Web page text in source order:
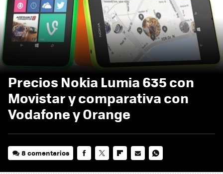
Precios Nokia Lumia 635 con
Movistar y comparativa con
Vodafone y Orange
8 comentarios